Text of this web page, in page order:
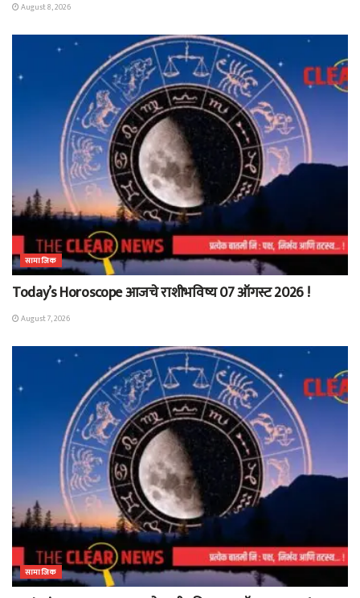
August 8, 2026
सामाजिक
Today’s Horoscope आजचे राशीभविष्य 07 ऑगस्ट 2026 !
August 7, 2026
सामाजिक